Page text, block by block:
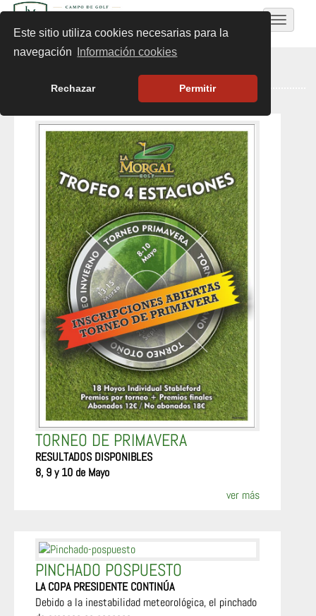
Este sitio utiliza cookies necesarias para la
navegación
Información cookies
Rechazar Permitir
Toggle
TORNEO DE PRIMAVERA
RESULTADOS DISPONIBLES
8, 9 y 10 de Mayo
ver más
PINCHADO POSPUESTO
LA COPA PRESIDENTE CONTINÚA
Debido a la inestabilidad meteorológica, el pinchado